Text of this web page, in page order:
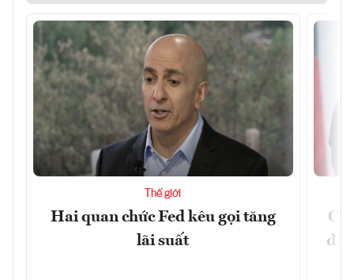
Thế giới
Hai quan chức Fed kêu gọi tăng
lãi suất
đã